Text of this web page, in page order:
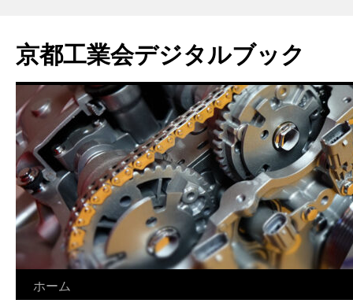
テ
ン
ス
キ
ッ
プ
京都工業会デジタルブック
ホーム